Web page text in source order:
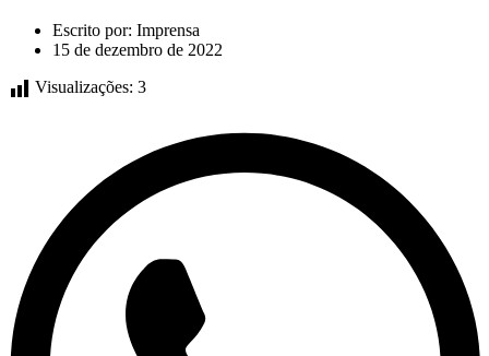
Escrito por: Imprensa
15 de dezembro de 2022
Visualizações: 3